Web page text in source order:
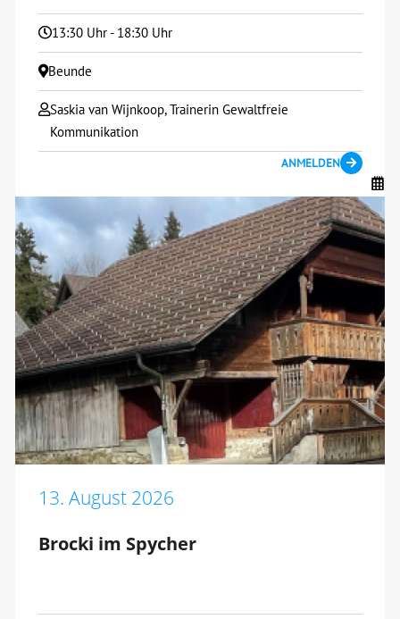
13:30 Uhr - 18:30 Uhr
Beunde
Saskia van Wijnkoop, Trainerin Gewaltfreie
Kommunikation
ANMELDEN
13. August 2026
Brocki im Spycher